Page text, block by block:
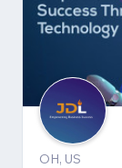
OH, US